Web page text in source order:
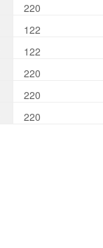
220
122
122
220
220
220